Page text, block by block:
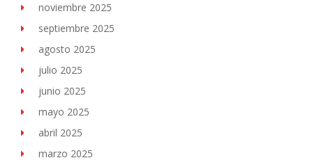
noviembre 2025
septiembre 2025
agosto 2025
julio 2025
junio 2025
mayo 2025
abril 2025
marzo 2025